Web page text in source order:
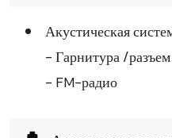
Акустическая
- Гарнитура /
- FM-радио